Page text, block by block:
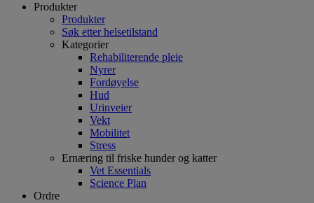
Produkter
Produkter
Søk etter helsetilstand
Kategorier
Rehabiliterende pleie
Nyrer
Fordøyelse
Hud
Urinveier
Vekt
Mobilitet
Stress
Ernæring til friske hunder og katter
Vet Essentials
Science Plan
Ordre